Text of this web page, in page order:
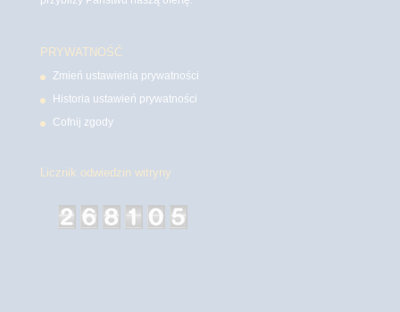
PRYWATNOŚĆ
Zmień ustawienia prywatności
Historia ustawień prywatności
Cofnij zgody
Licznik odwiedzin witryny